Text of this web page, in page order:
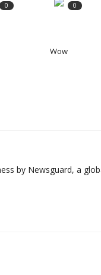
0 0
Wow
by Newsguard, a